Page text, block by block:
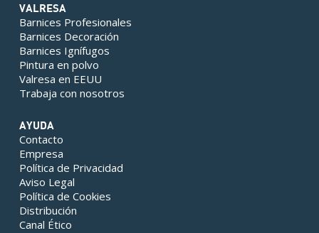
VALRESA
Barnices Profesionales
Barnices Decoración
Barnices Ignífugos
Pintura en polvo
Valresa en EEUU
Trabaja con nosotros
AYUDA
Contacto
Empresa
Política de Privacidad
Aviso Legal
Política de Cookies
Distribución
Canal Ético